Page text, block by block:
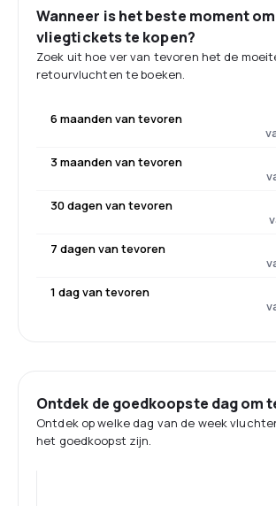
Wanneer is het beste moment om
vliegtickets te kopen?
Zoek uit hoe ver van tevoren het de
retourvluchten te boeken.
6 maanden van tevoren
3 maanden van tevoren
30 dagen van tevoren
7 dagen van tevoren
1 dag van tevoren
Ontdek de goedkoopste dag om
Ontdek op welke dag van de week
het goedkoopst zijn.